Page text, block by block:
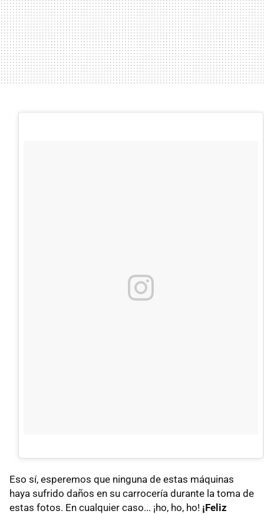
Eso sí, esperemos que ninguna de estas máquinas
haya sufrido daños en su carrocería durante la toma de
estas fotos. En cualquier caso... ¡ho, ho, ho! ¡Feliz